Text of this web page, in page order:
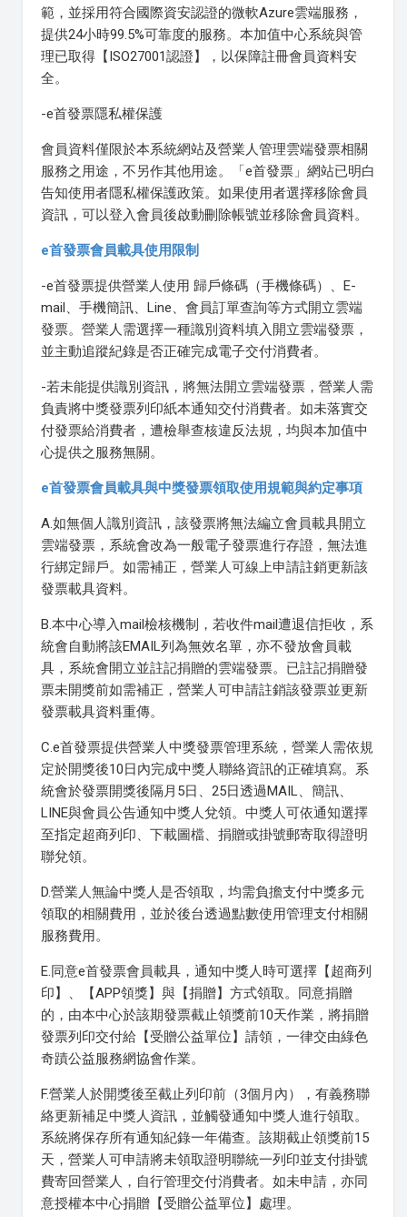
範，並採用符合國際資安認證的微軟Azure雲端服務，
提供24小時99.5%可靠度的服務。本加值中心系統與管
理已取得【ISO27001認證】，以保障註冊會員資料安
全。
-e首發票隱私權保護
會員資料僅限於本系統網站及營業人管理雲端發票相關
服務之用途，不另作其他用途。「e首發票」網站已明白
告知使用者隱私權保護政策。如果使用者選擇移除會員
資訊，可以登入會員後啟動刪除帳號並移除會員資料。
e首發票會員載具使用限制
-e首發票提供營業人使用 歸戶條碼（手機條碼）、E-
mail、手機簡訊、Line、會員訂單查詢等方式開立雲端
發票。營業人需選擇一種識別資料填入開立雲端發票，
並主動追蹤紀錄是否正確完成電子交付消費者。
-若未能提供識別資訊，將無法開立雲端發票，營業人需
負責將中獎發票列印紙本通知交付消費者。如未落實交
付發票給消費者，遭檢舉查核違反法規，均與本加值中
心提供之服務無關。
e首發票會員載具與中獎發票領取使用規範與約定事項
A.如無個人識別資訊，該發票將無法編立會員載具開立
雲端發票，系統會改為一般電子發票進行存證，無法進
行綁定歸戶。如需補正，營業人可線上申請註銷更新該
發票載具資料。
B.本中心導入mail檢核機制，若收件mail遭退信拒收，系
統會自動將該EMAIL列為無效名單，亦不發放會員載
具，系統會開立並註記捐贈的雲端發票。已註記捐贈發
票未開獎前如需補正，營業人可申請註銷該發票並更新
發票載具資料重傳。
C.e首發票提供營業人中獎發票管理系統，營業人需依規
定於開獎後10日內完成中獎人聯絡資訊的正確填寫。系
統會於發票開獎後隔月5日、25日透過MAIL、簡訊、
LINE與會員公告通知中獎人兌領。中獎人可依通知選擇
至指定超商列印、下載圖檔、捐贈或掛號郵寄取得證明
聯兌領。
D.營業人無論中獎人是否領取，均需負擔支付中獎多元
領取的相關費用，並於後台透過點數使用管理支付相關
服務費用。
E.同意e首發票會員載具，通知中獎人時可選擇【超商列
印】、【APP領獎】與【捐贈】方式領取。同意捐贈
的，由本中心於該期發票截止領獎前10天作業，將捐贈
發票列印交付給【受贈公益單位】請領，一律交由綠色
奇蹟公益服務網協會作業。
F.營業人於開獎後至截止列印前（3個月內），有義務聯
絡更新補足中獎人資訊，並觸發通知中獎人進行領取。
系統將保存所有通知紀錄一年備查。該期截止領獎前15
天，營業人可申請將未領取證明聯統一列印並支付掛號
費寄回營業人，自行管理交付消費者。如未申請，亦同
意授權本中心捐贈【受贈公益單位】處理。